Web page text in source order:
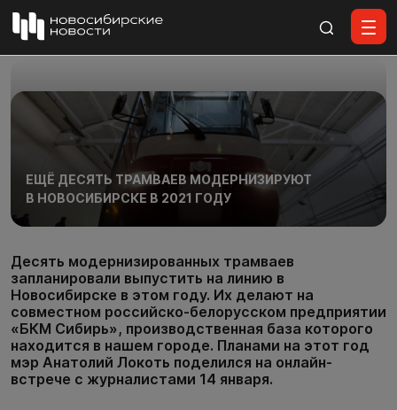
ЕЩЁ ДЕСЯТЬ ТРАМВАЕВ МОДЕРНИЗИРУЮТ
В НОВОСИБИРСКЕ В 2021 ГОДУ
Десять модернизированных трамваев
запланировали выпустить на линию в
Новосибирске в этом году. Их делают на
совместном российско-белорусском предприятии
«БКМ Сибирь», производственная база которого
находится в нашем городе. Планами на этот год
мэр Анатолий Локоть поделился на онлайн-
встрече с журналистами 14 января.